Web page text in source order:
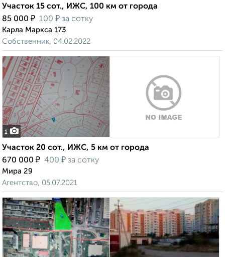
Участок 15 сот., ИЖС, 100 км от города
85 000 ₽ 100 ₽ за сотку
Карла Маркса 173
Собственник, 04.02.2022
1
Участок 20 сот., ИЖС, 5 км от города
670 000 ₽ 400 ₽ за сотку
Мира 29
Агентство, 05.07.2021